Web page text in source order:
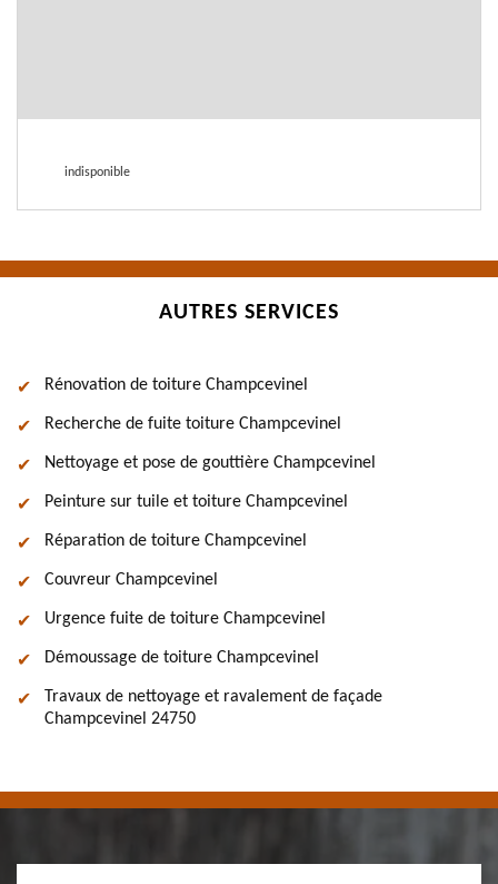
indisponible
AUTRES SERVICES
Rénovation de toiture Champcevinel
Recherche de fuite toiture Champcevinel
Nettoyage et pose de gouttière Champcevinel
Peinture sur tuile et toiture Champcevinel
Réparation de toiture Champcevinel
Couvreur Champcevinel
Urgence fuite de toiture Champcevinel
Démoussage de toiture Champcevinel
Travaux de nettoyage et ravalement de façade
Champcevinel 24750